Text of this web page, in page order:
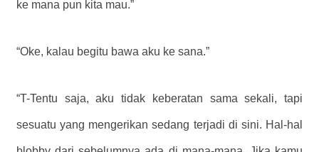
ke mana pun kita mau.”
“Oke, kalau begitu bawa aku ke sana.”
“T-Tentu saja, aku tidak keberatan sama sekali, tapi
sesuatu yang mengerikan sedang terjadi di sini. Hal-hal